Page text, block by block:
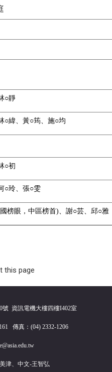
○靜
○緯、黃○筠、施○均
○初
○玲、張○雯
榜眼，中區榜首)、謝○芸、邱○雅
this page
號 資訊電機大樓四樓I402室
傳真：(04) 2332-1206
津、中文-王智弘